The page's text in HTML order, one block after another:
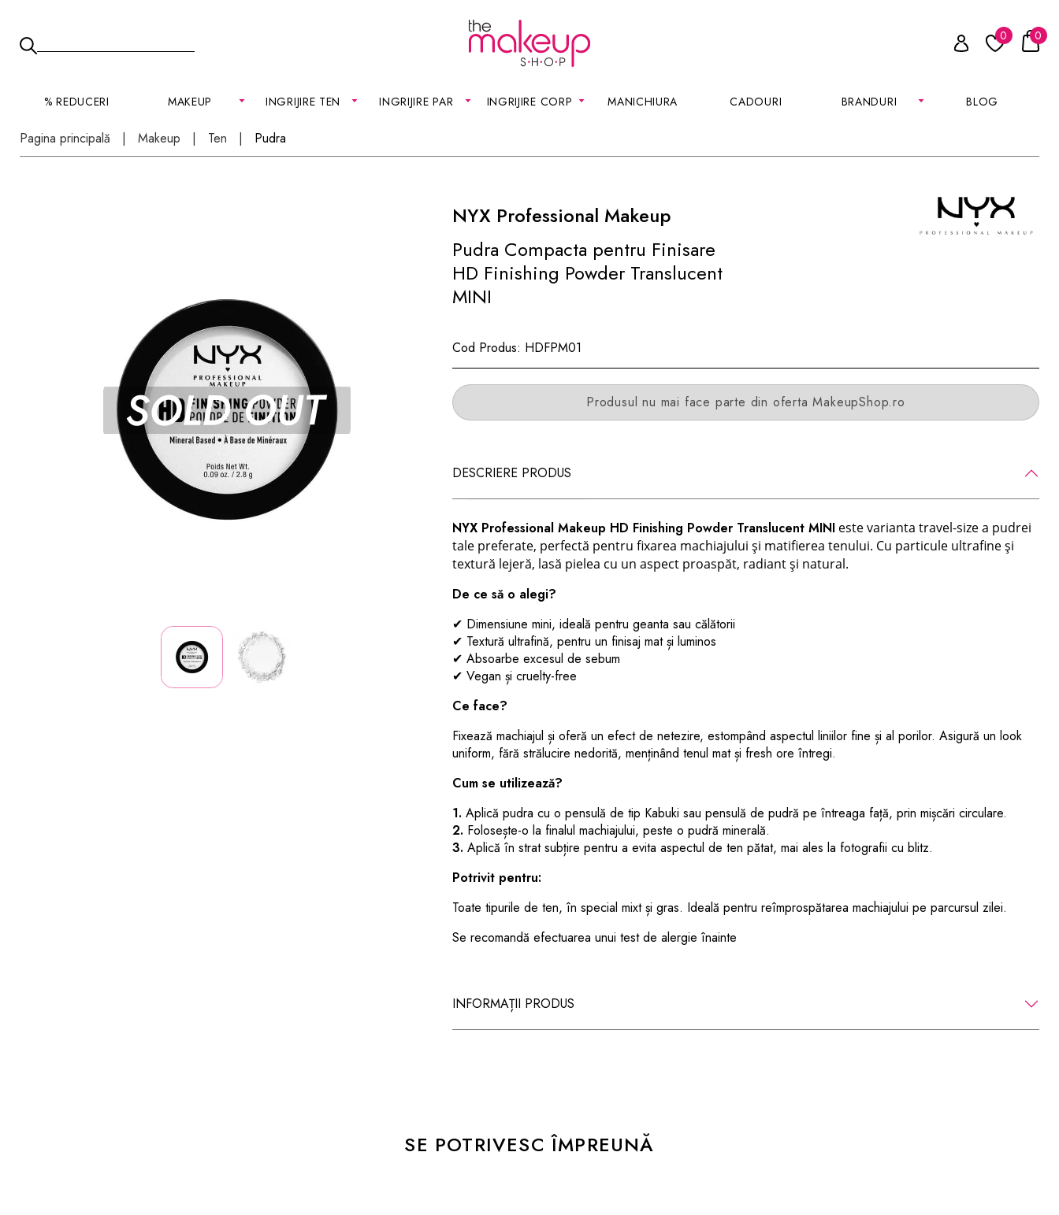
0 0
% REDUCERI MAKEUP INGRIJIRE TEN INGRIJIRE PAR INGRIJIRE CORP MANICHIURA CADOURI BRANDURI BLOG
Pagina principală Makeup Ten Pudra
NYX Professional Makeup
Pudra Compacta pentru Finisare
HD Finishing Powder Translucent
MINI
Cod Produs: HDFPM01
Produsul nu mai face parte din oferta MakeupShop.ro
DESCRIERE PRODUS
NYX Professional Makeup HD Finishing Powder Translucent MINI este varianta travel-size a pudrei
tale preferate, perfectă pentru fixarea machiajului și matifierea tenului. Cu particule ultrafine și
textură lejeră, lasă pielea cu un aspect proaspăt, radiant și natural.
De ce să o alegi?
✔ Dimensiune mini, ideală pentru geanta sau călătorii
✔ Textură ultrafină, pentru un finisaj mat și luminos
✔ Absoarbe excesul de sebum
✔ Vegan și cruelty-free
Ce face?
Fixează machiajul și oferă un efect de netezire, estompând aspectul liniilor fine și al porilor. Asigură un look
uniform, fără strălucire nedorită, menținând tenul mat și fresh ore întregi.
Cum se utilizează?
1. Aplică pudra cu o pensulă de tip Kabuki sau pensulă de pudră pe întreaga față, prin mișcări circulare.
2. Folosește-o la finalul machiajului, peste o pudră minerală.
3. Aplică în strat subțire pentru a evita aspectul de ten pătat, mai ales la fotografii cu blitz.
Potrivit pentru:
Toate tipurile de ten, în special mixt și gras. Ideală pentru reîmprospătarea machiajului pe parcursul zilei.
Se recomandă efectuarea unui test de alergie înainte
INFORMAȚII PRODUS
SE POTRIVESC ÎMPREUNĂ